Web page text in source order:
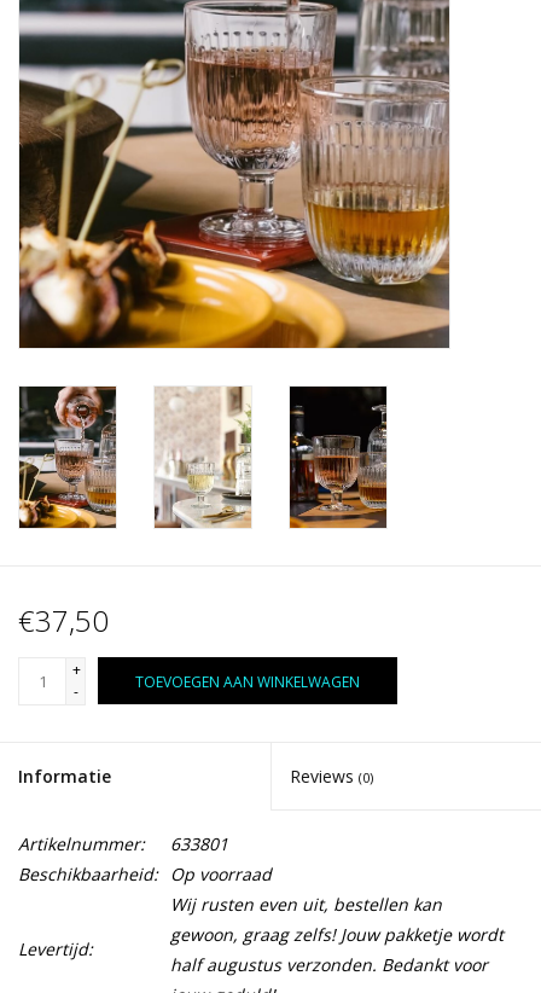
NIEUW!
Sale!
Kleuren
€37,50
+
-
TOEVOEGEN AAN WINKELWAGEN
Informatie Reviews (0)
Artikelnummer:
633801
Beschikbaarheid: Op voorraad
Levertijd:
Wij rusten even uit, bestellen kan
gewoon, graag zelfs! Jouw pakketje wordt
half augustus verzonden. Bedankt voor